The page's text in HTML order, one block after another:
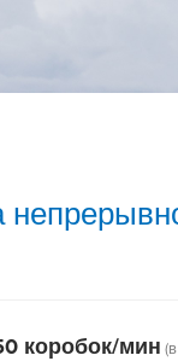
коробок/мин (в